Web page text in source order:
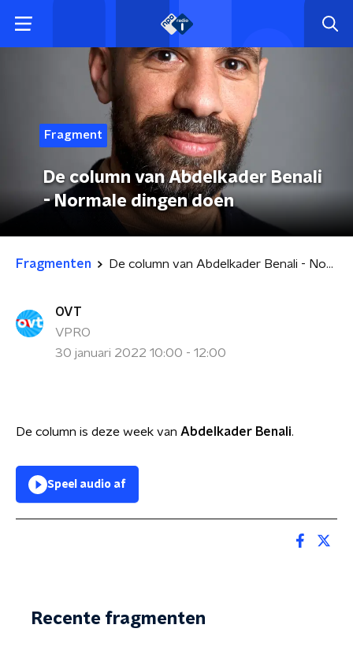
Fragment
De column van Abdelkader Benali
- Normale dingen doen
Fragmenten De column van Abdelkader Benali - Normale dingen doen
OVT
VPRO
30 januari 2022 10:00 - 12:00
De column is deze week van Abdelkader Benali.
Speel audio af
Recente fragmenten